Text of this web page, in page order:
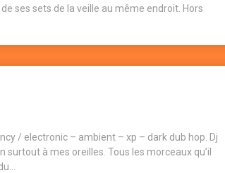
ses sets de la veille au même endroit. Hors
/ electronic – ambient – xp – dark dub hop. Dj
à mes oreilles. Tous les morceaux qu’il